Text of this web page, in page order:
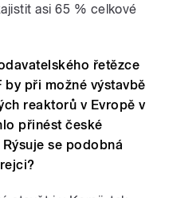
asi 65 % celkové
řetězce
při možné výstavbě
reaktorů v Evropě v
přinést české
se podobná